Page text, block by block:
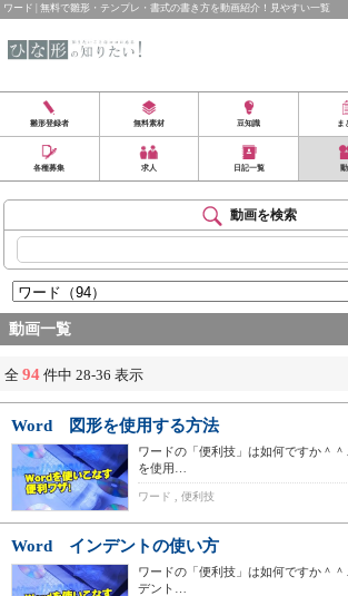
ワード | 無料で雛形・テンプレ・書式の書き方を動画紹介！見やすい一覧
雛形登録者 無料素材 豆知識 ま
各種募集 求人 日記一覧
動画を検索
動画一覧
全 94 件中 28-36 表示
Word 図形を使用する方法
ワードの「便利技」は如何ですか＾
を使用…
ワード , 便利技
Word インデントの使い方
ワードの「便利技」は如何ですか＾
デント…